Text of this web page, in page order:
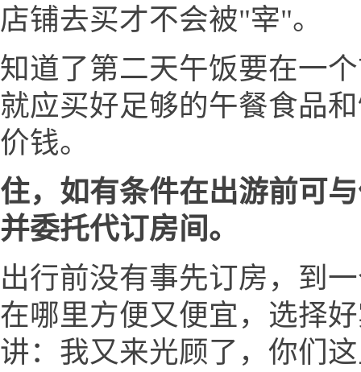
店铺去买才不会被"宰"。
知道了第二天午饭要在一
就应买好足够的午餐食品
价钱。
住，如有条件在出游前可
并委托代订房间。
出行前没有事先订房，到
在哪里方便又便宜，选择
讲：我又来光顾了，你们